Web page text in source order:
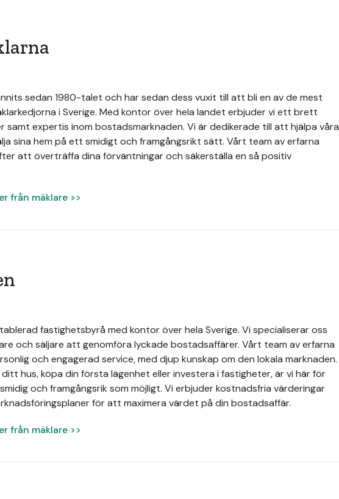
sedan 1980-talet och har sedan dess vuxit till att bli en av de mest
i Sverige. Med kontor över hela landet erbjuder vi ett brett
samt expertis inom bostadsmarknaden. Vi är dedikerade till att hjälpa våra
sina hem på ett smidigt och framgångsrikt sätt. Vårt team av erfarna
att överträffa dina förväntningar och säkerställa en så positiv
från mäklare >>
fastighetsbyrå med kontor över hela Sverige. Vi specialiserar oss
och säljare att genomföra lyckade bostadsaffärer. Vårt team av erfarna
och engagerad service, med djup kunskap om den lokala marknaden.
hus, köpa din första lägenhet eller investera i fastigheter, är vi här för
och framgångsrik som möjligt. Vi erbjuder kostnadsfria värderingar
för att maximera värdet på din bostadsaffär.
från mäklare >>